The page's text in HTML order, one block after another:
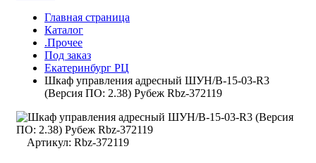
Главная страница
Каталог
.Прочее
Под заказ
Екатеринбург РЦ
Шкаф управления адресный ШУН/В-15-03-R3
(Версия ПО: 2.38) Рубеж Rbz-372119
Артикул: Rbz-372119